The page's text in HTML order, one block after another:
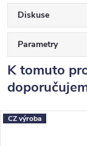
Diskuse
Parametry
K tomuto
CZ výroba